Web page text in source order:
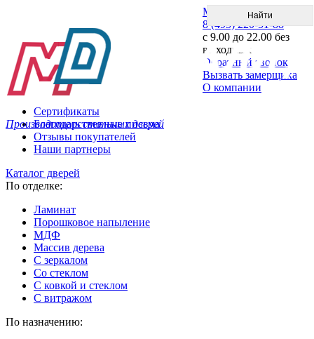
Производитель стальных дверей
Меню
8 (495) 220-51-88
с 9.00 до 22.00 без
выходных
Обратный звонок
Вызвать замерщика
О компании
Сертификаты
Благодарственные письма
Отзывы покупателей
Наши партнеры
Каталог дверей
По отделке:
Ламинат
Порошковое напыление
МДФ
Массив дерева
С зеркалом
Со стеклом
С ковкой и стеклом
С витражом
По назначению: